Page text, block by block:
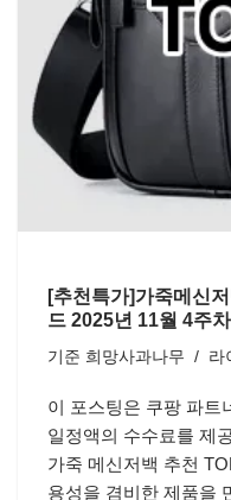
[추천특가]가죽메신
드 2025년 11월 4주차
기준 희망사과나무 라
이 포스팅은 쿠팡 파트
일정액의 수수료를 제
가죽 메신저백 추천
용성을 겸비한 제품을